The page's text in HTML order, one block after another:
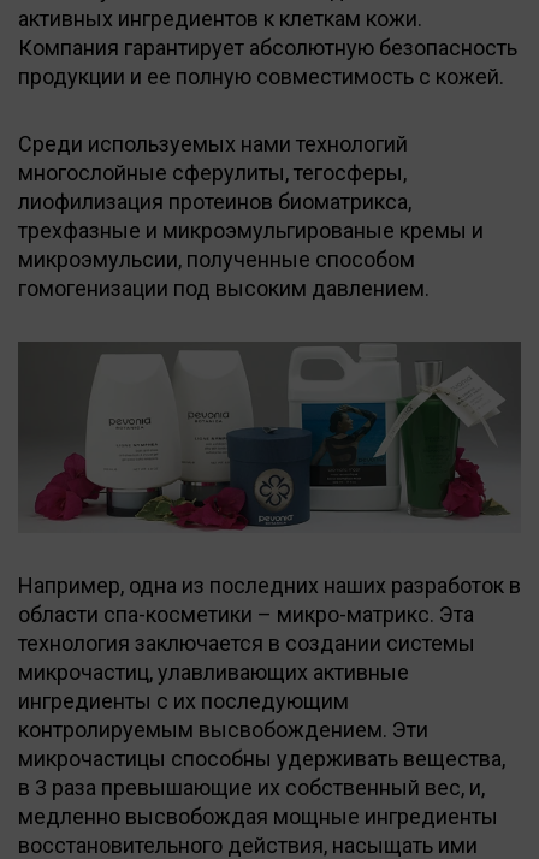
активных ингредиентов к клеткам кожи.
Компания гарантирует абсолютную безопасность
продукции и ее полную совместимость с кожей.
Среди используемых нами технологий
многослойные сферулиты, тегосферы,
лиофилизация протеинов биоматрикса,
трехфазные и микроэмульгированые кремы и
микроэмульсии, полученные способом
гомогенизации под высоким давлением.
Например, одна из последних наших разработок в
области спа-косметики – микро-матрикс. Эта
технология заключается в создании системы
микрочастиц, улавливающих активные
ингредиенты с их последующим
контролируемым высвобождением. Эти
микрочастицы способны удерживать вещества,
в 3 раза превышающие их собственный вес, и,
медленно высвобождая мощные ингредиенты
восстановительного действия, насыщать ими